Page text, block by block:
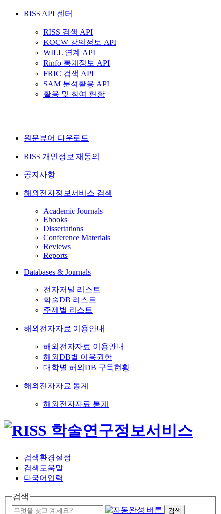
RISS API 센터
RISS 검색 API
KOCW 강의정보 API
WILL 연계 API
Rinfo 통계정보 API
FRIC 검색 API
SAM 분석활용 API
활용 및 참여 현황
원문뷰어 다운로드
RISS 개인정보 재동의
공지사항
해외전자정보서비스 검색
Academic Journals
Ebooks
Dissertations
Conference Materials
Reviews
Reports
Databases & Journals
전자저널 리스트
학술DB 리스트
주제별 리스트
해외전자자료 이용안내
해외전자자료 이용안내
해외DB별 이용권한
대학별 해외DB 구독현황
해외전자자료 통계
해외전자자료 통계
검색환경설정
검색도움말
다국어입력
검색
검색